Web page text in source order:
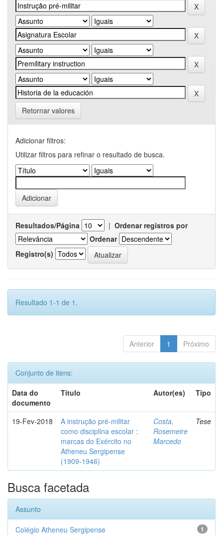
Retornar valores
Adicionar filtros:
Utilizar filtros para refinar o resultado de busca.
Resultados/Página | Ordenar registros por
Ordenar
Registro(s)
Resultado 1-1 de 1.
Anterior 1 Próximo
Conjunto de itens:
Data do
documento
Título Autor(es) Tipo
19-Fev-2018
A instrução pré-militar
como disciplina escolar :
marcas do Exército no
Atheneu Sergipense
(1909-1946)
Costa,
Rosemeire
Marcedo
Tese
Busca facetada
Assunto
1
Colégio Atheneu Sergipense